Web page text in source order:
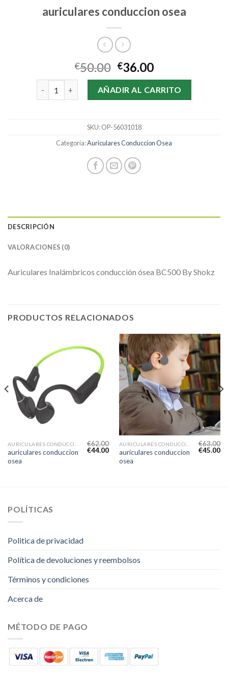
auriculares conduccion osea
€50.00 €36.00
auriculares conduccion osea cantidad
AÑADIR AL CARRITO
SKU:OP-56031018
Categoría:Auriculares Conduccion Osea
DESCRIPCIÓN
VALORACIONES (0)
Auriculares Inalámbricos conducción ósea BC500 By Shokz
PRODUCTOS RELACIONADOS
auriculares conduccion
osea
€62.00
€44.00
auriculares conduccion
osea
€63.00
€45.00
POLÍTICAS
Politica de privacidad
Política de devoluciones y reembolsos
Términos y condiciones
Acerca de
MÉTODO DE PAGO